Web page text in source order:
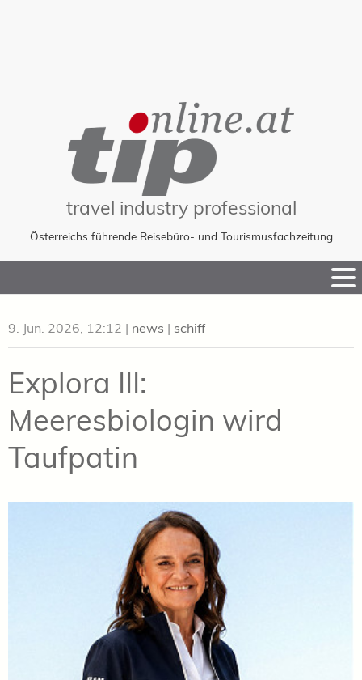
travel industry professional
Österreichs führende Reisebüro- und Tourismusfachzeitung
to
9. Jun. 2026, 12:12 | news | schiff
Explora III:
Meeresbiologin wird
Taufpatin